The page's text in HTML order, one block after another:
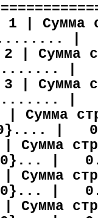
1 | Сумма
|
2 | Сумма
|
3 | Сумма
|
| Сумма
|
Сумма
|
Сумма
|
Сумма